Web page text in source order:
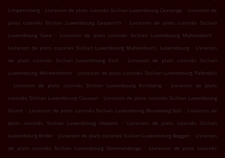
Limpertsberg . Livraison de plats cuisinés Sicilian Luxembourg Cessange . Livraison de
plats cuisinés Sicilian Luxembourg Gasperich
. Livraison de plats cuisinés Sicilian
Luxembourg Gare
. Livraison de plats cuisinés Sicilian Luxembourg Muhlenbach
.
Livraison de plats cuisinés Sicilian Luxembourg Muhlenbach, Luxembourg . Livraison
de plats cuisinés Sicilian Luxembourg Eich
.
Livraison de plats cuisinés Sicilian
Luxembourg Weimerskirch . Livraison de plats cuisinés Sicilian Luxembourg Pafendall
.
Livraison de plats cuisinés Sicilian Luxembourg Kirchberg .
Livraison de plats
cuisinés Sicilian Luxembourg Clausen . Livraison de plats cuisinés Sicilian Luxembourg
Grund . Livraison de plats cuisinés Sicilian Luxembourg Bouneweg-Süd . Livraison de
plats cuisinés Sicilian Luxembourg Howald
.
Livraison de plats cuisinés Sicilian
Luxembourg Bridel . Livraison de plats cuisinés Sicilian Luxembourg Beggen . Livraison
de plats cuisinés Sicilian Luxembourg Dommeldange
. Livraison de plats cuisinés